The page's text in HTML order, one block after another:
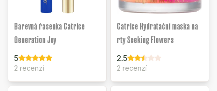
Barevná řasenka Catrice
Generation Joy
5
2 recenzí
Catrice Hydratační maska na
rty Seeking Flowers
2.5
2 recenzí